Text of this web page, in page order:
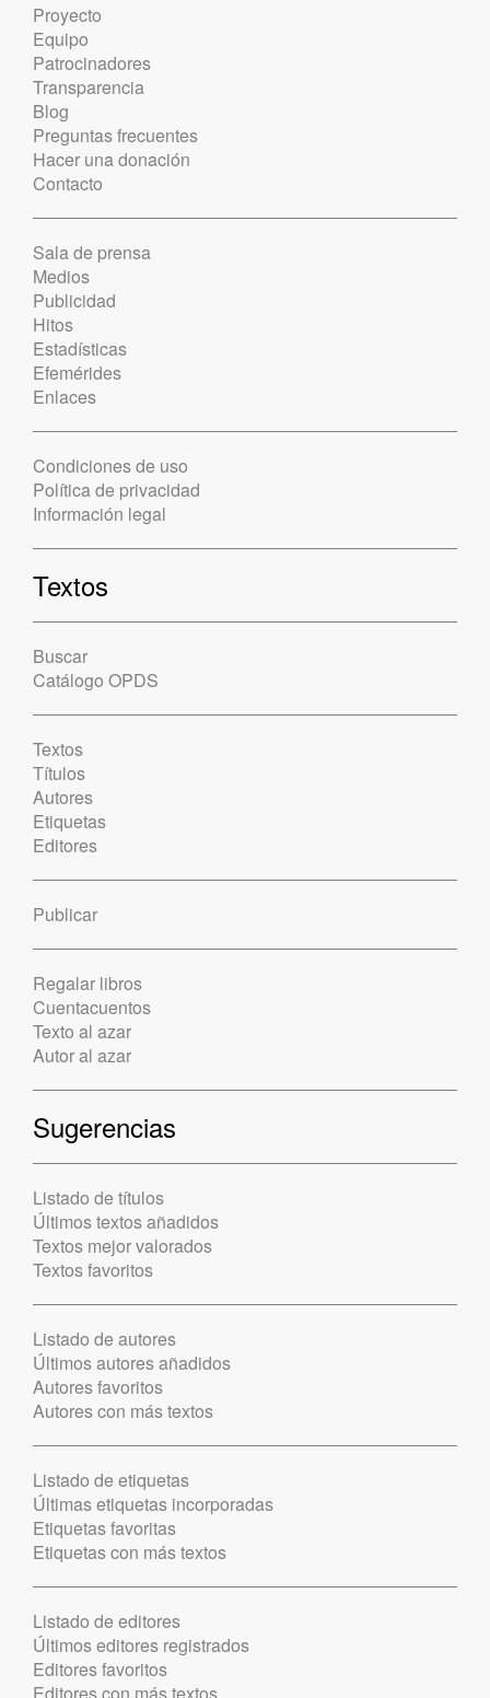
Proyecto
Equipo
Patrocinadores
Transparencia
Blog
Preguntas frecuentes
Hacer una donación
Contacto
Sala de prensa
Medios
Publicidad
Hitos
Estadísticas
Efemérides
Enlaces
Condiciones de uso
Política de privacidad
Información legal
Textos
Buscar
Catálogo OPDS
Textos
Títulos
Autores
Etiquetas
Editores
Publicar
Regalar libros
Cuentacuentos
Texto al azar
Autor al azar
Sugerencias
Listado de títulos
Últimos textos añadidos
Textos mejor valorados
Textos favoritos
Listado de autores
Últimos autores añadidos
Autores favoritos
Autores con más textos
Listado de etiquetas
Últimas etiquetas incorporadas
Etiquetas favoritas
Etiquetas con más textos
Listado de editores
Últimos editores registrados
Editores favoritos
Editores con más textos